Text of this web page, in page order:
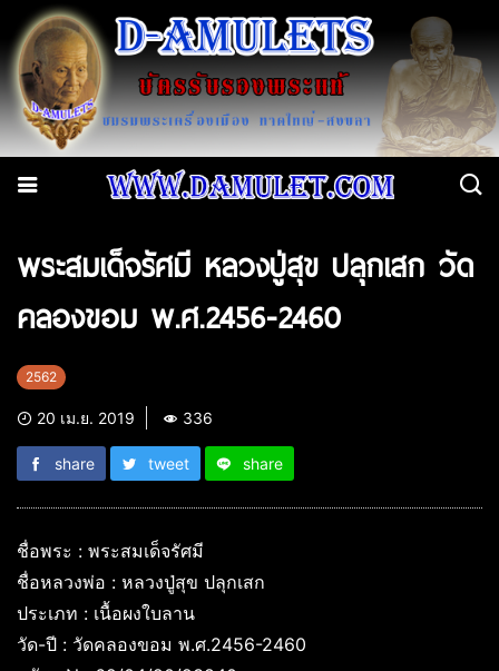
พระสมเด็จรัศมี หลวงปู่สุข ปลุกเสก วัด
คลองขอม พ.ศ.2456-2460
2562
20 เม.ย. 2019 336
share tweet share
ชื่อพระ : พระสมเด็จรัศมี
ชื่อหลวงพ่อ : หลวงปู่สุข ปลุกเสก
ประเภท : เนื้อผงใบลาน
วัด-ปี : วัดคลองขอม พ.ศ.2456-2460